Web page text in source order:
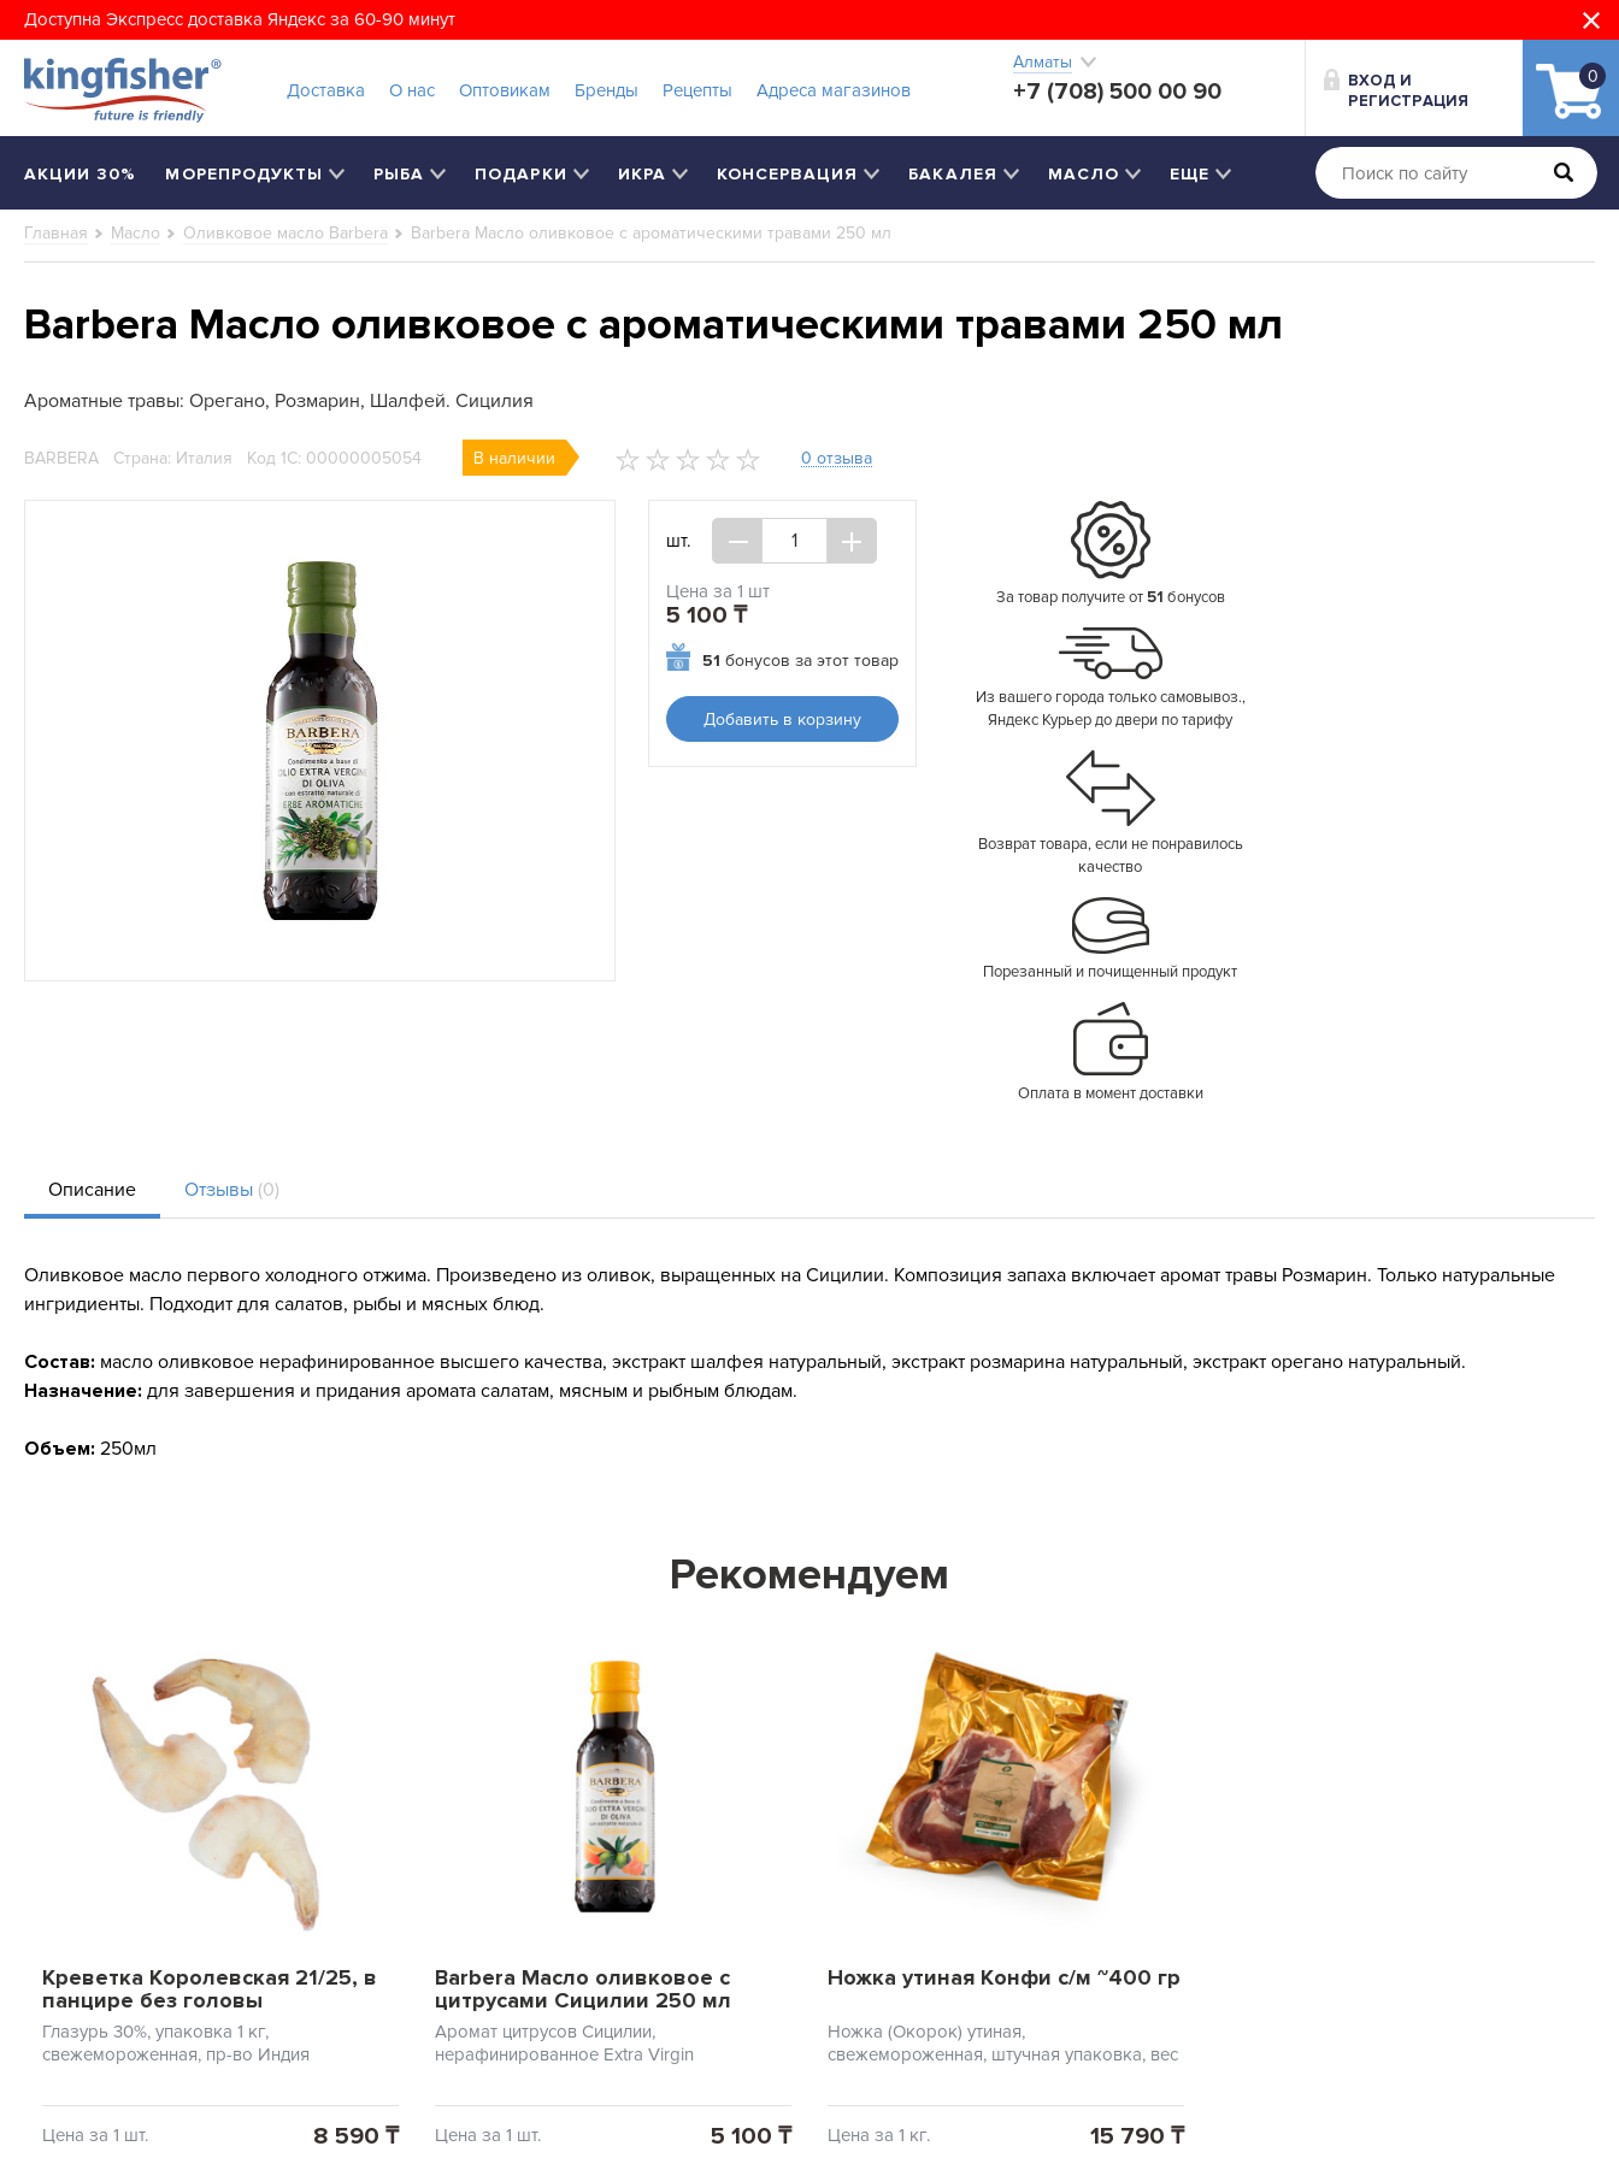
Доступна Экспресс доставка Яндекс за 60-90 минут
Доставка О нас Оптовикам Бренды Рецепты Адреса магазинов
0
ВХОД И
РЕГИСТРАЦИЯ
Алматы
+7 (708) 500 00 90
АКЦИИ 30% МОРЕПРОДУКТЫ РЫБА ПОДАРКИ ИКРА КОНСЕРВАЦИЯ БАКАЛЕЯ МАСЛО ЕЩЕ
Главная Масло Оливковое масло Barbera Barbera Масло оливковое с ароматическими травами 250 мл
Barbera Масло оливковое с ароматическими травами 250 мл
Ароматные травы: Орегано, Розмарин, Шалфей. Сицилия
BARBERA Страна: Италия Код 1С: 00000005054 В наличии 0 отзыва
шт.
Цена за 1 шт
5 100 ₸
51 бонусов за этот товар
Добавить в корзину
За товар получите от 51 бонусов
Из вашего города только самовывоз.,
Яндекс Курьер до двери по тарифу
Возврат товара, если не понравилось
качество
Порезанный и почищенный продукт
Оплата в момент доставки
Описание Отзывы (0)
Оливковое масло первого холодного отжима. Произведено из оливок, выращенных на Сицилии. Композиция запаха включает аромат травы Розмарин. Только натуральные
ингридиенты. Подходит для салатов, рыбы и мясных блюд.
Состав: масло оливковое нерафинированное высшего качества, экстракт шалфея натуральный, экстракт розмарина натуральный, экстракт орегано натуральный.
Назначение: для завершения и придания аромата салатам, мясным и рыбным блюдам.
Объем: 250мл
Рекомендуем
Креветка Королевская 21/25, в
панцире без головы
Глазурь 30%, упаковка 1 кг,
свежемороженная, пр-во Индия
Цена за 1 шт. 8 590 ₸
Barbera Масло оливковое с
цитрусами Сицилии 250 мл
Аромат цитрусов Сицилии,
нерафинированное Extra Virgin
Цена за 1 шт. 5 100 ₸
Ножка утиная Конфи с/м ~400 гр
Ножка (Окорок) утиная,
свежемороженная, штучная упаковка, вес
Цена за 1 кг. 15 790 ₸